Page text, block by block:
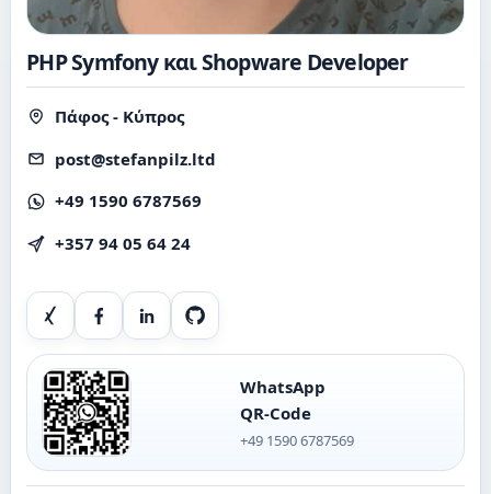
PHP Symfony και Shopware Developer
Πάφος - Κύπρος
post@stefanpilz.ltd
+49 1590 6787569
+357 94 05 64 24
Xing FacebookLinkedInGitHub
WhatsApp
QR-Code
+49 1590 6787569